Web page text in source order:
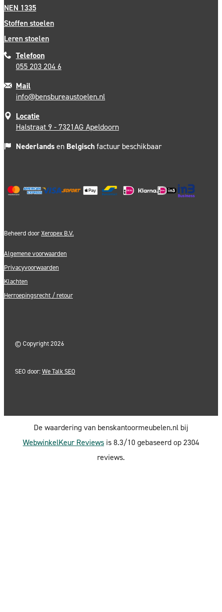
NEN 1335
Stoffen stoelen
Leren stoelen
Telefoon
055 203 204 6
Mail
info@bensbureaustoelen.nl
Locatie
Halstraat 9 - 7321AG Apeldoorn
Nederlandsen Belgischfactuur beschikbaar
Beheerd doorXeropex B.V.
Algemene voorwaarden
Privacyvoorwaarden
Klachten
Herroepingsrecht / retour
© Copyright 2026
SEO door: We Talk SEO
De waardering van benskantoormeubelen.nl bij
WebwinkelKeur Reviews is 8.3/10 gebaseerd op 2304
reviews.